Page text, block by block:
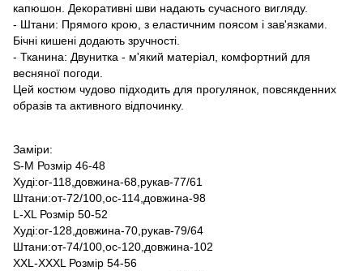
капюшон. Декоративні шви надають сучасного вигляду.
- Штани: Прямого крою, з еластичним поясом і зав'язками.
Бічні кишені додають зручності.
- Тканина: Двунитка - м'який матеріал, комфортний для
весняної погоди.
Цей костюм чудово підходить для прогулянок, повсякденних
образів та активного відпочинку.
Заміри:
S-M Розмір 46-48
Худі:ог-118,довжина-68,рукав-77/61
Штани:от-72/100,ос-114,довжина-98
L-XL Розмір 50-52
Худі:ог-128,довжина-70,рукав-79/64
Штани:от-74/100,ос-120,довжина-102
XXL-XXXL Розмір 54-56